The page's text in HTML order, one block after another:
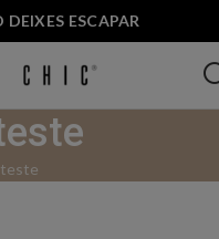
ESCAPAR
teste